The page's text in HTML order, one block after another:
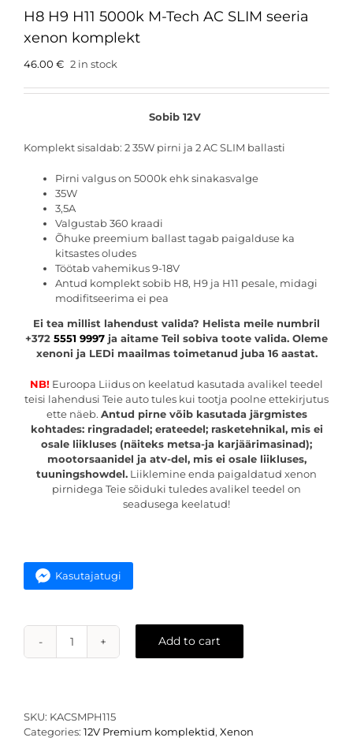
H8 H9 H11 5000k M-Tech AC SLIM seeria
xenon komplekt
46.00 € 2 in stock
Sobib 12V
Komplekt sisaldab: 2 35W pirni ja 2 AC SLIM ballasti
Pirni valgus on 5000k ehk sinakasvalge
35W
3,5A
Valgustab 360 kraadi
Õhuke preemium ballast tagab paigalduse ka
kitsastes oludes
Töötab vahemikus 9-18V
Antud komplekt sobib H8, H9 ja H11 pesale, midagi
modifitseerima ei pea
Ei tea millist lahendust valida? Helista meile numbril
+372 5551 9997 ja aitame Teil sobiva toote valida. Oleme
xenoni ja LEDi maailmas toimetanud juba 16 aastat.
NB! Euroopa Liidus on keelatud kasutada avalikel teedel
teisi lahendusi Teie auto tules kui tootja poolne ettekirjutus
ette näeb. Antud pirne võib kasutada järgmistes
kohtades: ringradadel; erateedel; rasketehnikal, mis ei
osale liikluses (näiteks metsa-ja karjäärimasinad);
mootorsaanidel ja atv-del, mis ei osale liikluses,
tuuningshowdel. Liiklemine enda paigaldatud xenon
pirnidega Teie sõiduki tuledes avalikel teedel on
seadusega keelatud!
Kasutajatugi
H8
H9
Tech
AC
Add to cart
SKU: KACSMPH115
Categories: 12V Premium komplektid, Xenon